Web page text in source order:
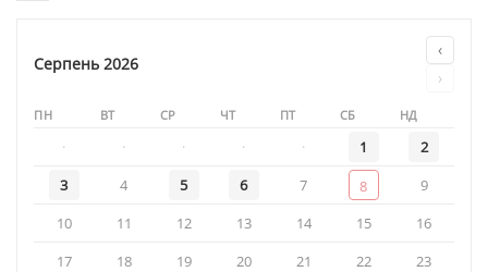
Серпень 2026
‹
›
ПН ВТ СР ЧТ ПТ СБ НД
· · · · · 1
2
3
4 5 6 7 8
9
10
11 12 13 14 15
16
17
18 19 20 21 22
23